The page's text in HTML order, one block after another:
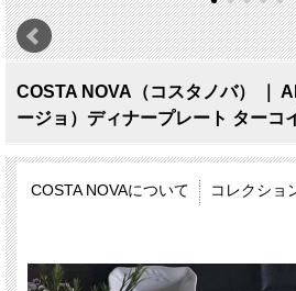
COSTA NOVA（コスタノバ） ｜
ージョ）ディナープレート ターコ
COSTA NOVAについて コレクショ